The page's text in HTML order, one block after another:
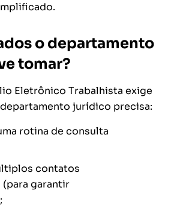
o departamento
tomar?
Eletrônico Trabalhista exige
jurídico precisa:
rotina de consulta
contatos
(para garantir